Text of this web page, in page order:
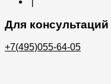
Для консультаций
+7(495)055-64-05